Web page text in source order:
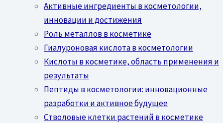
Активные ингредиенты в косметологии,
инновации и достижения
Роль металлов в косметике
Гиалуроновая кислота в косметологии
Кислоты в косметике, область применения и
результаты
Пептиды в косметологии: инновационные
разработки и активное будущее
Стволовые клетки растений в косметике